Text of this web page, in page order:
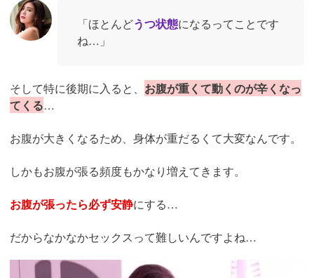
「ほとんどうつ状態になるってことです
ね…」
そして特に後期に入ると、 お腹が重くて動くのが辛くなっ
てくる…
お腹が大きくなるため、身体が重だるくて大変なんです。
しかもお腹が張る頻度もかなり増えてきます。
お腹が張ったら必ず安静にする…
だからなかなかセックスって難しいんですよね…